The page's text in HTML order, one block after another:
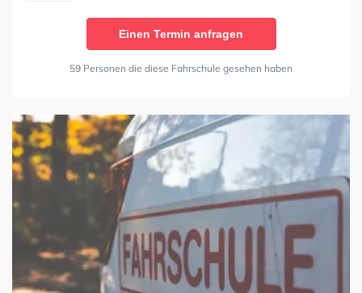
Einen Termin anfragen
59 Personen die diese Fahrschule gesehen haben